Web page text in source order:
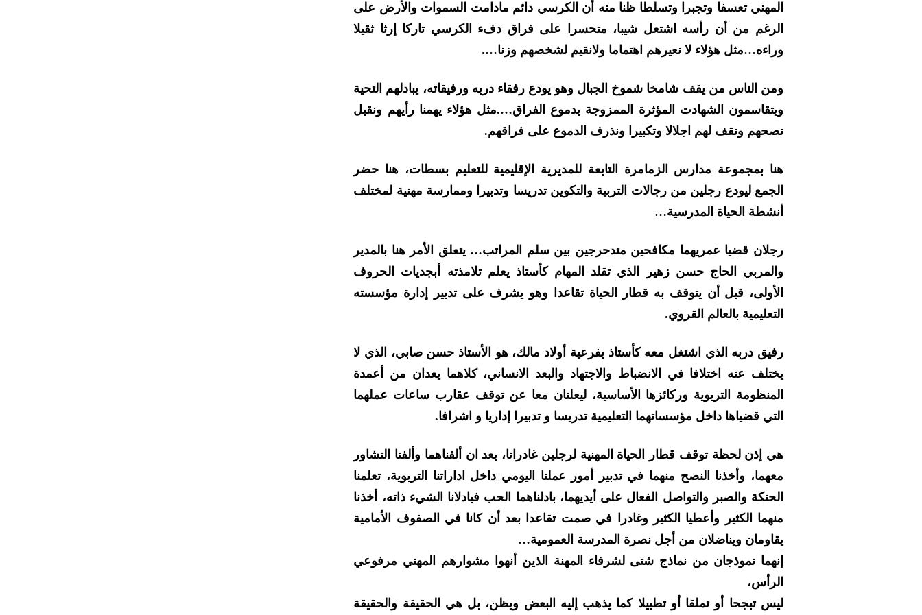
المهني تعسفا وتجبرا وتسلطا ظنا منه أن الكرسي دائم مادامت السموات والأرض على
الرغم من أن رأسه اشتعل شيبا، متحسرا على فراق دفء الكرسي تاركا إرثا ثقيلا
وراءه…مثل هؤلاء لا نعيرهم اهتماما ولانقيم لشخصهم وزنا….
ومن الناس من يقف شامخا شموخ الجبال وهو يودع رفقاء دربه ورفيقاته، يبادلهم التحية
ويتقاسمون الشهادت المؤثرة الممزوجة بدموع الفراق….مثل هؤلاء يهمنا رأيهم ونقبل
نصحهم ونقف لهم اجلالا وتكبيرا ونذرف الدموع على فراقهم.
هنا بمجموعة مدارس الزمامرة التابعة للمديرية الإقليمية للتعليم بسطات، هنا حضر
الجمع ليودع رجلين من رجالات التربية والتكوين تدريسا وتدبيرا وممارسة مهنية لمختلف
أنشطة الحياة المدرسية…
رجلان قضيا عمريهما مكافحين متدحرجين بين سلم المراتب… يتعلق الأمر هنا بالمدير
والمربي الحاج حسن زهير الذي تقلد المهام كأستاذ يعلم تلامذته أبجديات الحروف
الأولى، قبل أن يتوقف به قطار الحياة تقاعدا وهو يشرف على تدبير إدارة مؤسسته
التعليمية بالعالم القروي.
رفيق دربه الذي اشتغل معه كأستاذ بفرعية أولاد مالك، هو الأستاذ حسن صابي، الذي لا
يختلف عنه اختلافا في الانضباط والاجتهاد والبعد الانساني، كلاهما يعدان من أعمدة
المنظومة التربوية وركائزها الأساسية، ليعلنان معا عن توقف عقارب ساعات عملهما
التي قضياها داخل مؤسساتهما التعليمية تدريسا و تدبيرا إداريا و اشرافا.
هي إذن لحظة توقف قطار الحياة المهنية لرجلين غادرانا، بعد ان ألفناهما وألفنا التشاور
معهما، وأخذنا النصح منهما في تدبير أمور عملنا اليومي داخل اداراتنا التربوية، تعلمنا
الحنكة والصبر والتواصل الفعال على أيديهما، بادلناهما الحب فبادلانا الشيء ذاته، أخذنا
منهما الكثير وأعطيا الكثير وغادرا في صمت تقاعدا بعد أن كانا في الصفوف الأمامية
يقاومان ويناضلان من أجل نصرة المدرسة العمومية…
إنهما نموذجان من نماذج شتى لشرفاء المهنة الذين أنهوا مشوارهم المهني مرفوعي
الرأس،
ليس تبجحا أو تملقا أو تطبيلا كما يذهب إليه البعض ويظن، بل هي الحقيقة والحقيقة